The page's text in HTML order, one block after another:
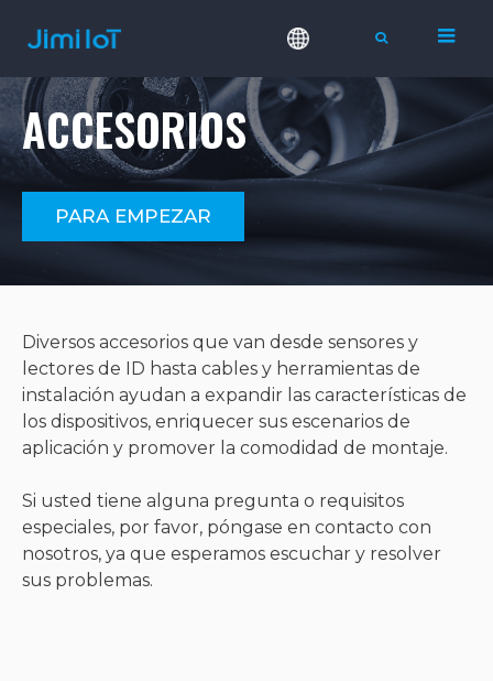
ACCESORIOS
PARA EMPEZAR
Diversos accesorios que van desde sensores y
lectores de ID hasta cables y herramientas de
instalación ayudan a expandir las características de
los dispositivos, enriquecer sus escenarios de
aplicación y promover la comodidad de montaje.
Si usted tiene alguna pregunta o requisitos
especiales, por favor, póngase en contacto con
nosotros, ya que esperamos escuchar y resolver
sus problemas.